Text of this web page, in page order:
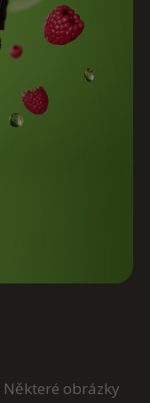
Některé obrázky